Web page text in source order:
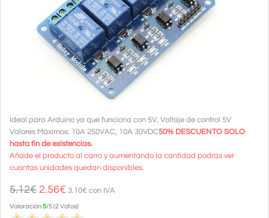
Ideal para Arduino ya que funciona con 5V. Voltaje de control 5V
Valores Máximos: 10A 250VAC, 10A 30VDC50% DESCUENTO SOLO
hasta fin de existencias.
Añade el producto al carro y aumentando la cantidad podrás ver
cuantas unidades quedan disponibles.
5.12€ 2.56€ 3.10€ con IVA
Valoración5/5(2Votos)